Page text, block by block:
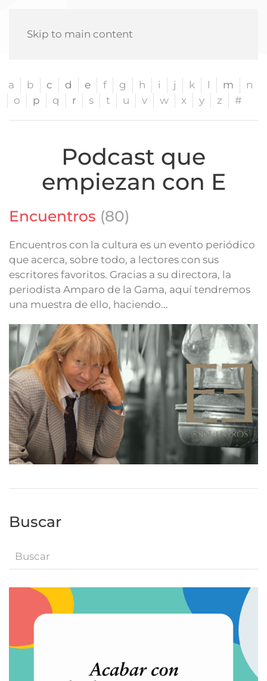
Skip to main content
a b c d e f g h i j k l m
n
o
p q r s t u v w x y z #
Podcast que
empiezan con E
Encuentros (80)
Encuentros con la cultura es un evento periódico
que acerca, sobre todo, a lectores con sus
escritores favoritos. Gracias a su directora, la
periodista Amparo de la Gama, aquí tendremos
una muestra de ello, haciendo...
Buscar